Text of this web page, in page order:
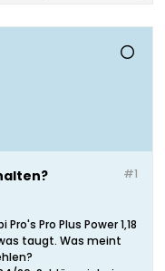
#1
Pro Plus Power 1,18
taugt. Was meint